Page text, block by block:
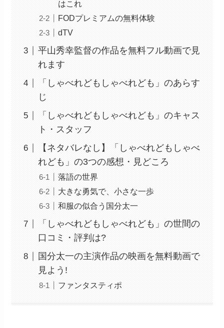
はこれ
FODプレミアムの無料体験
dTV
平山秀幸監督の作品を無料フル動画で見
れます
「しゃべれどもしゃべれども」のあらす
じ
「しゃべれどもしゃべれども」のキャス
ト・スタッフ
【ネタバレなし】「しゃべれどもしゃべ
れども」の3つの感想・見どころ
落語の世界
大きな勇気で、小さな一歩
和服の似合う国分太一
「しゃべれどもしゃべれども」の世間の
口コミ・評判は?
国分太一の主演作品の映画を無料動画で
見よう!
ファンタスティポ